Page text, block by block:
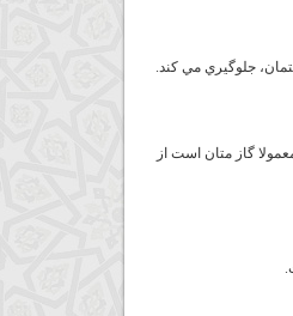
جلوگيري مي كند.
گاز متان است از